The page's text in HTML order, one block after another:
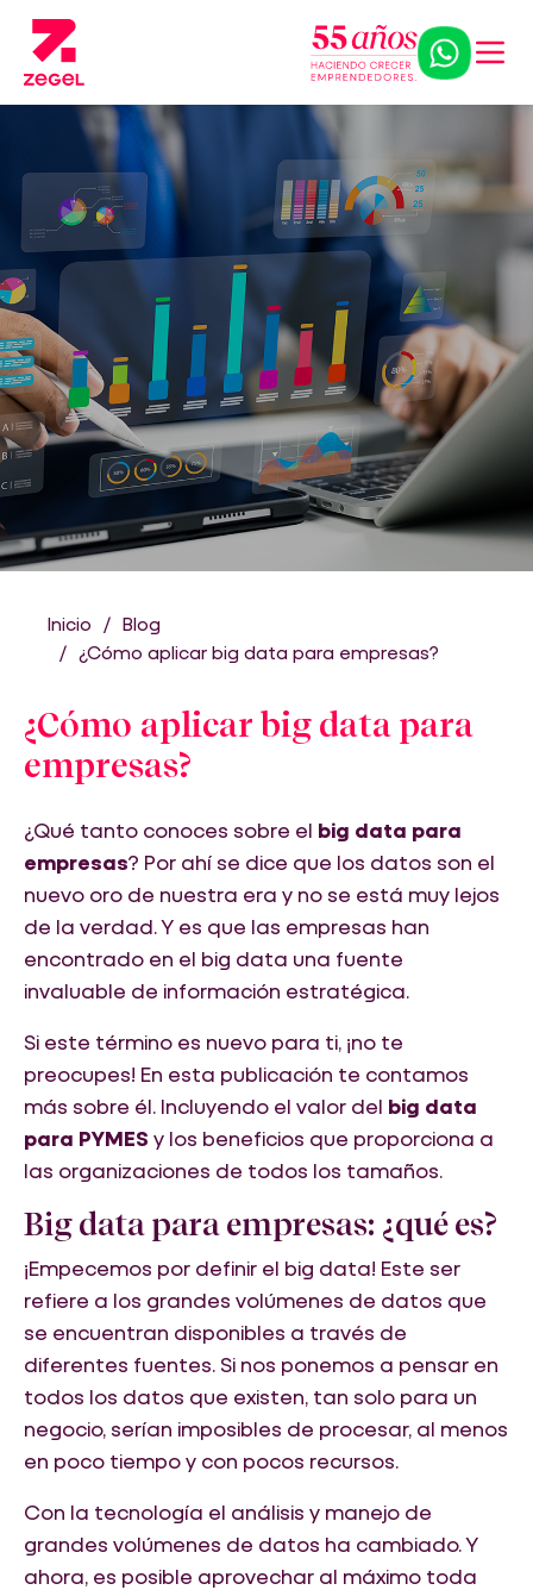
Inicio
Blog
¿Cómo aplicar big data para empresas?
¿Cómo aplicar big data para
empresas?
¿Qué tanto conoces sobre el big data para
empresas? Por ahí se dice que los datos son el
nuevo oro de nuestra era y no se está muy lejos
de la verdad. Y es que las empresas han
encontrado en el big data una fuente
invaluable de información estratégica.
Si este término es nuevo para ti, ¡no te
preocupes! En esta publicación te contamos
más sobre él. Incluyendo el valor del big data
para PYMES y los beneficios que proporciona a
las organizaciones de todos los tamaños.
Big data para empresas: ¿qué es?
¡Empecemos por definir el big data! Este ser
refiere a los grandes volúmenes de datos que
se encuentran disponibles a través de
diferentes fuentes. Si nos ponemos a pensar en
todos los datos que existen, tan solo para un
negocio, serían imposibles de procesar, al menos
en poco tiempo y con pocos recursos.
Con la tecnología el análisis y manejo de
grandes volúmenes de datos ha cambiado. Y
ahora, es posible aprovechar al máximo toda